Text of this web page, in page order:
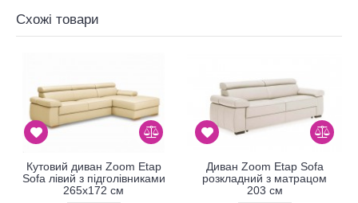
Схожі товари
Кутовий диван Zoom Etap
Sofa лівий з підголівниками
265x172 см
Диван Zoom Etap Sofa
розкладний з матрацом
203 см